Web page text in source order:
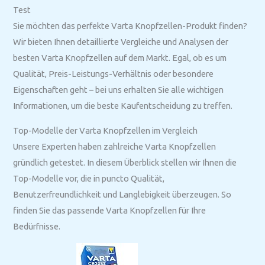
Test
Sie möchten das perfekte Varta Knopfzellen-Produkt finden?
Wir bieten Ihnen detaillierte Vergleiche und Analysen der
besten Varta Knopfzellen auf dem Markt. Egal, ob es um
Qualität, Preis-Leistungs-Verhältnis oder besondere
Eigenschaften geht – bei uns erhalten Sie alle wichtigen
Informationen, um die beste Kaufentscheidung zu treffen.
Top-Modelle der Varta Knopfzellen im Vergleich
Unsere Experten haben zahlreiche Varta Knopfzellen
gründlich getestet. In diesem Überblick stellen wir Ihnen die
Top-Modelle vor, die in puncto Qualität,
Benutzerfreundlichkeit und Langlebigkeit überzeugen. So
finden Sie das passende Varta Knopfzellen für Ihre
Bedürfnisse.